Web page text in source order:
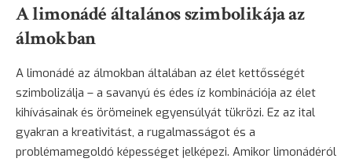
A limonádé általános szimbolikája az
álmokban
A limonádé az álmokban általában az élet kettősségét
szimbolizálja – a savanyú és édes íz kombinációja az élet
kihívásainak és örömeinek egyensúlyát tükrözi. Ez az ital
gyakran a kreativitást, a rugalmasságot és a
problémamegoldó képességet jelképezi. Amikor limonádéról